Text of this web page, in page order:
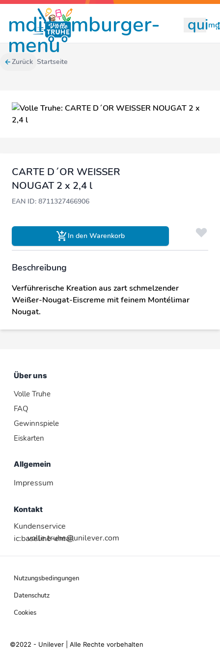
mdi:hamburger-
menu
Zurück Startseite
CARTE D´OR WEISSER
NOUGAT 2 x 2,4 l
EAN ID: 8711327466906
In den Warenkorb
Beschreibung
Verführerische Kreation aus zart schmelzender
Weißer-Nougat-Eiscreme mit feinem Montélimar
Nougat.
Über uns
Volle Truhe
FAQ
Gewinnspiele
Eiskarten
Allgemein
Impressum
Kontakt
Kundenservice
ic:baseline-email
volle.truhe@unilever.com
Nutzungsbedingungen
Datenschutz
Cookies
©2022 - Unilever | Alle Rechte vorbehalten